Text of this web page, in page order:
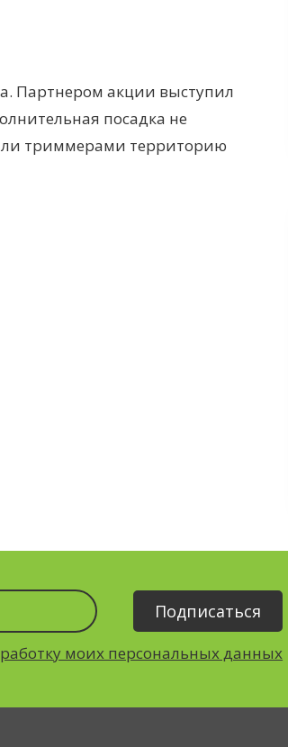
Партнером акции выступил
посадка не
триммерами территорию
моих персональных данных